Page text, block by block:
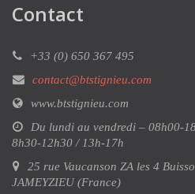
Contact
+33 (0) 650 367 495
contact@btstignieu.com
www.btstignieu.com
Du lundi au vendredi – 08h00-
8h30-12h30 / 13h-17h
25 rue Vaucanson ZA les 4
JAMEYZIEU (France)